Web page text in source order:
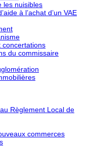
les nuisibles
à l’achat d’un VAE
concertations
du commissaire
Règlement Local de
commerces